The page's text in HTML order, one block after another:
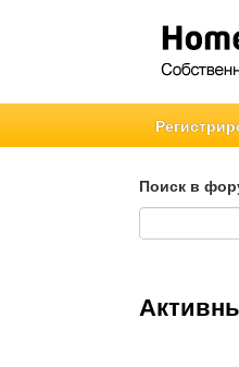
Поиск в
Поиск в